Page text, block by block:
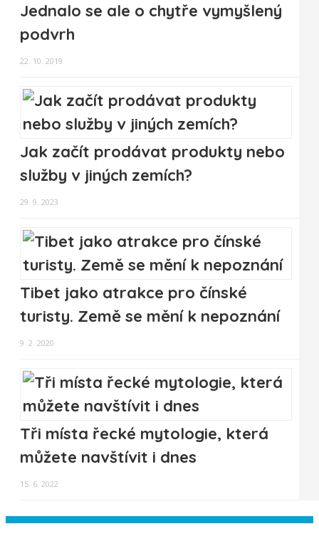
Jednalo se ale o chytře vymyšlený
podvrh
22. 10. 2019
Jak začít prodávat produkty nebo
služby v jiných zemích?
29. 9. 2023
Tibet jako atrakce pro čínské
turisty. Země se mění k nepoznání
9. 2. 2020
Tři místa řecké mytologie, která
můžete navštívit i dnes
15. 6. 2022